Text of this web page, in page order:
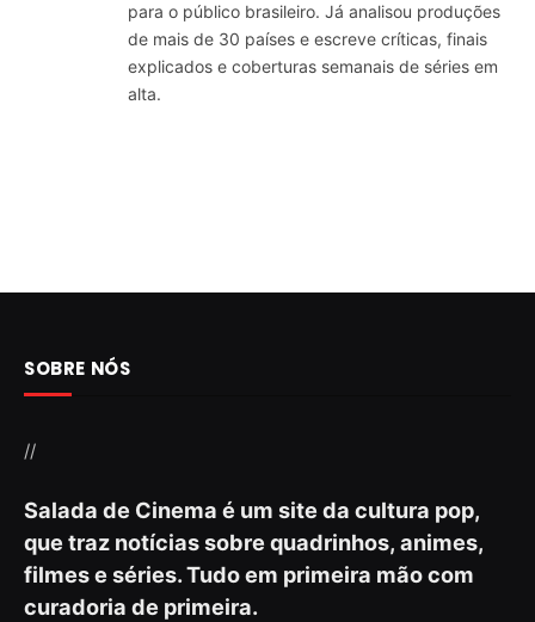
para o público brasileiro. Já analisou produções
de mais de 30 países e escreve críticas, finais
explicados e coberturas semanais de séries em
alta.
SOBRE NÓS
//
Salada de Cinema é um site da cultura pop,
que traz notícias sobre quadrinhos, animes,
filmes e séries. Tudo em primeira mão com
curadoria de primeira.